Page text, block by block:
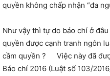
quyền không chấp nhận “đa
Như vậy thì tự do báo chí ở
quyền được cạnh tranh ngôn
cầm quyền ? Việc này đã
Báo chí 2016 (Luật số 103/